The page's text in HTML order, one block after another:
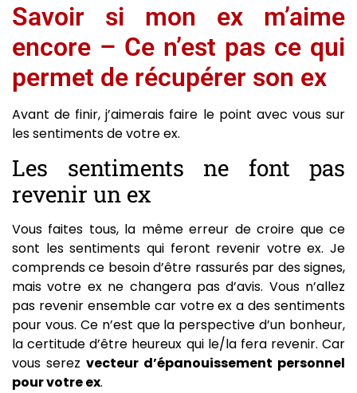
Savoir si mon ex m’aime
encore – Ce n’est pas ce qui
permet de récupérer son ex
Avant de finir, j’aimerais faire le point avec vous sur
les sentiments de votre ex.
Les sentiments ne font pas
revenir un ex
Vous faites tous, la même erreur de croire que ce
sont les sentiments qui feront revenir votre ex. Je
comprends ce besoin d’être rassurés par des signes,
mais votre ex ne changera pas d’avis. Vous n’allez
pas revenir ensemble car votre ex a des sentiments
pour vous. Ce n’est que la perspective d’un bonheur,
la certitude d’être heureux qui le/la fera revenir. Car
vous serez vecteur d’épanouissement personnel
pour votre ex.